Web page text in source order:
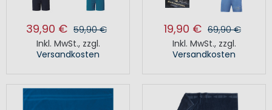
39,90 € 59,90 €
Inkl. MwSt., zzgl.
Versandkosten
19,90 € 69,90 €
Inkl. MwSt., zzgl.
Versandkosten